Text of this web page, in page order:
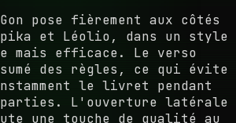
pose fièrement aux côtés
et Léolio, dans un style
mais efficace. Le verso
des règles, ce qui évite
le livret pendant
L'ouverture latérale
une touche de qualité au